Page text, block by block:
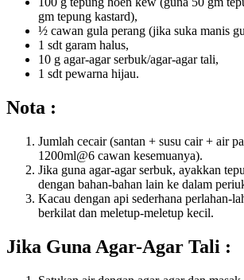
gm tepung kastard),
½ cawan gula perang (jika suka manis
1 sdt garam halus,
10 g agar-agar serbuk/agar-agar tali,
1 sdt pewarna hijau.
Nota :
Jumlah cecair (santan + susu cair + air
1200ml@6 cawan kesemuanya).
Jika guna agar-agar serbuk, ayakkan
dengan bahan-bahan lain ke dalam
Kacau dengan api sederhana perlahan-
berkilat dan meletup-meletup kecil.
Jika Guna Agar-Agar Tali :